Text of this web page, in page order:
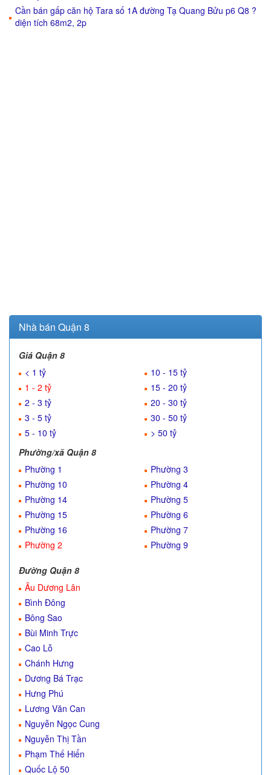
Cần bán gấp căn hộ Tara số 1A đường Tạ Quang Bửu p6 Q8 ?
diện tích 68m2, 2p
Nhà bán Quận 8
Giá Quận 8
< 1 tỷ
1 - 2 tỷ
2 - 3 tỷ
3 - 5 tỷ
5 - 10 tỷ
10 - 15 tỷ
15 - 20 tỷ
20 - 30 tỷ
30 - 50 tỷ
> 50 tỷ
Phường/xã Quận 8
Phường 1
Phường 10
Phường 14
Phường 15
Phường 16
Phường 2
Phường 3
Phường 4
Phường 5
Phường 6
Phường 7
Phường 9
Đường Quận 8
Âu Dương Lân
Bình Đông
Bông Sao
Bùi Minh Trực
Cao Lỗ
Chánh Hưng
Dương Bá Trạc
Hưng Phú
Lương Văn Can
Nguyễn Ngọc Cung
Nguyễn Thị Tần
Phạm Thế Hiển
Quốc Lộ 50